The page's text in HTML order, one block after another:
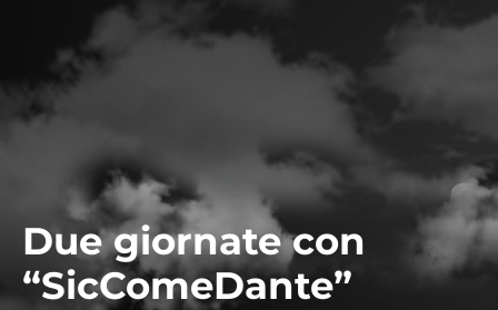
Due giornate con
“SicComeDante”